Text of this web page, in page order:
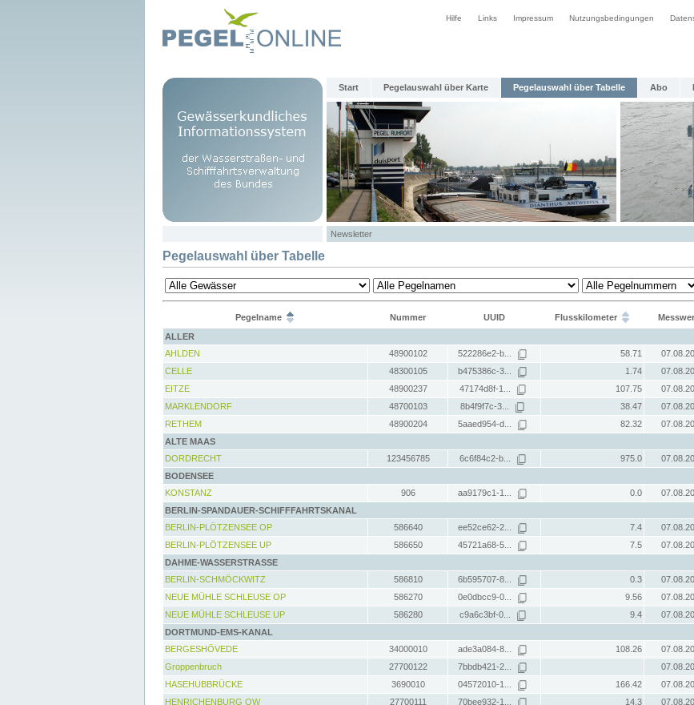
Hilfe Links Impressum Nutzungsbedingungen
Start Pegelauswahl über Karte Pegelauswahl über Tabelle Abo
Newsletter
Pegelauswahl über Tabelle
Pegelname Nummer UUID Flusskilometer
ALLER
AHLDEN
48900102 522286e2-b... 58.71
CELLE
48300105 b475386c-3... 1.74
EITZE
48900237 47174d8f-1... 107.75
MARKLENDORF
48700103 8b4f9f7c-3... 38.47
RETHEM
48900204 5aaed954-d... 82.32
ALTE MAAS
DORDRECHT
123456785 6c6f84c2-b... 975.0
BODENSEE
KONSTANZ
906 aa9179c1-1... 0.0
BERLIN-SPANDAUER-SCHIFFFAHRTSKANAL
BERLIN-PLÖTZENSEE OP
586640 ee52ce62-2... 7.4
BERLIN-PLÖTZENSEE UP
586650 45721a68-5... 7.5
DAHME-WASSERSTRASSE
BERLIN-SCHMÖCKWITZ
586810 6b595707-8... 0.3
NEUE MÜHLE SCHLEUSE OP
586270 0e0dbcc9-0... 9.56
NEUE MÜHLE SCHLEUSE UP
586280 c9a6c3bf-0... 9.4
DORTMUND-EMS-KANAL
BERGESHÖVEDE
34000010 ade3a084-8... 108.26
Groppenbruch
27700122 7bbdb421-2...
HASEHUBBRÜCKE
3690010 04572010-1... 166.42
HENRICHENBURG OW
27700111 70bee932-1... 14.3